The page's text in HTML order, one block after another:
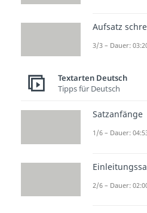
Weitere
Formalen
Dauer: 02:57
Brief Aufbau
Dauer: 02:03
Anschrift
Postkarte
Aufsatz
3/3 – Dauer:
Textarten Deutsch
Tipps für Deutsch
Satzanfänge
1/6 – Dauer:
2/6 – Dauer: